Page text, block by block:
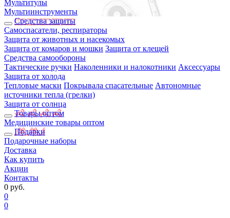
Мультитулы
Мультиинструменты
Средства защиты
Самоспасатели, респираторы
Защита от животных и насекомых
Защита от комаров и мошки Защита от клещей
Средства самообороны
Тактические ручки Наколенники и налокотники Аксессуары
Защита от холода
Тепловые маски Покрывала спасательные Автономные
источники тепла (грелки)
Защита от солнца
Товары оптом
Медицинские товары оптом
Подарки
Подарочные наборы
Доставка
Как купить
Акции
Контакты
0 руб.
0
0